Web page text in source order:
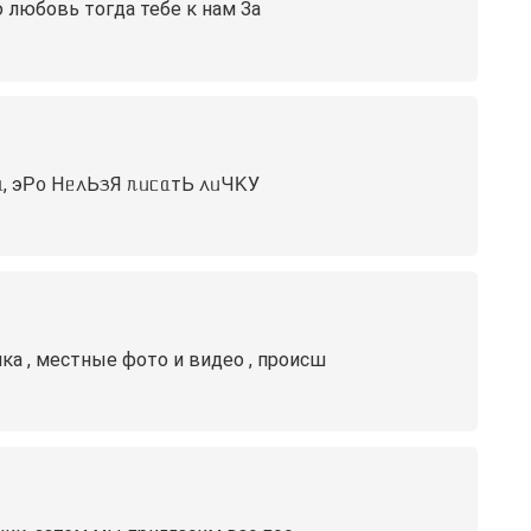
тогда тебе к нам За
Нᥱ᧘ЬᤋЯ ᥰᥙᥴᥲтЬ ᧘ᥙЧΚУ
, местные фото и видео , происш